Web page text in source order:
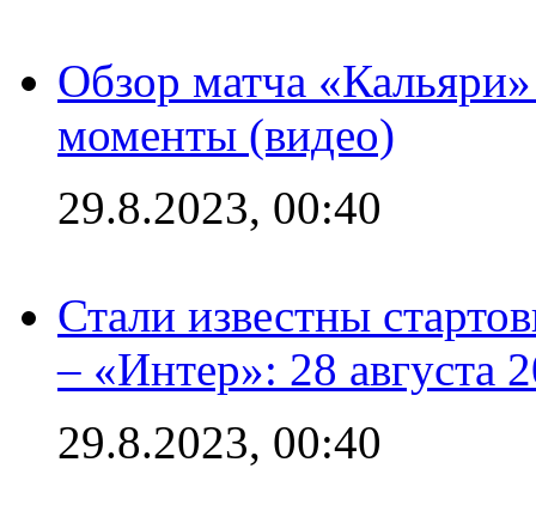
Обзор матча
моменты (видео)
29.8.2023, 00:40
Стали известны
– «Интер»: 28 августа
29.8.2023, 00:40